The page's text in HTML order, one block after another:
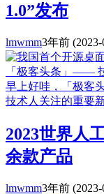
1.0”发布
lmwmm3年前
「极客头条」——
早上好哇，「极客
技术人关注的重要
2023世界人
余款产品
lmwmm3年前